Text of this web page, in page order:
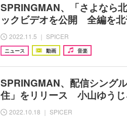
SPRINGMAN、「さよなら
ックビデオを公開 全編を
2022.11.5 ｜ SPICER
ニュース 動画 音楽
SPRINGMAN、配信シング
住」をリリース 小山ゆう
2022.10.18 ｜ SPICER